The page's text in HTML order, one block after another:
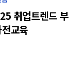
취업트렌드 부
교육